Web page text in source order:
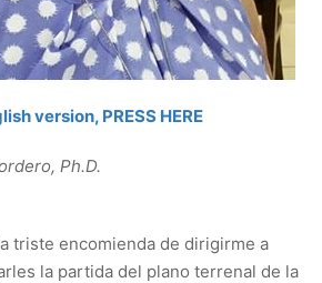
version, PRESS HERE
Ph.D.
triste encomienda de dirigirme a
la partida del plano terrenal de la